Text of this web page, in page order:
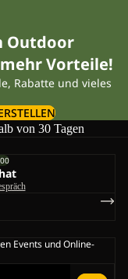
Outdoor
Vorteile!
Rabatte und vieles
von 30 Tagen
Events und Online-